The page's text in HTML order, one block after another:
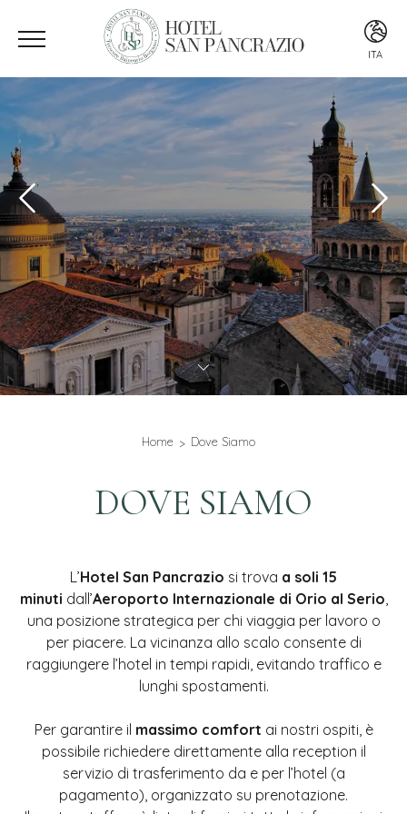
ITA
ENG
Home Dove Siamo
DOVE SIAMO
L’Hotel San Pancrazio si trova a soli 15
minuti dall’Aeroporto Internazionale di Orio al Serio,
una posizione strategica per chi viaggia per lavoro o
per piacere. La vicinanza allo scalo consente di
raggiungere l’hotel in tempi rapidi, evitando traffico e
lunghi spostamenti.
Per garantire il massimo comfort ai nostri ospiti, è
possibile richiedere direttamente alla reception il
servizio di trasferimento da e per l’hotel (a
pagamento), organizzato su prenotazione.